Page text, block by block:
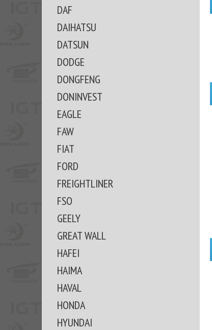
DAF
DAIHATSU
DATSUN
DODGE
DONGFENG
DONINVEST
EAGLE
FAW
FIAT
FORD
FREIGHTLINER
FSO
GEELY
GREAT WALL
HAFEI
HAIMA
HAVAL
HONDA
HYUNDAI